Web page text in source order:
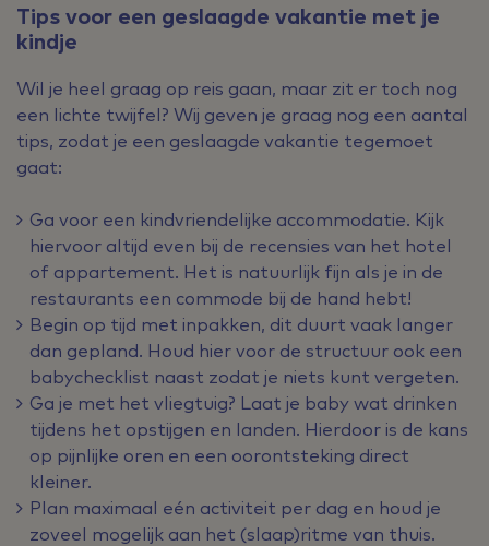
Tips voor een geslaagde vakantie met je
kindje
Wil je heel graag op reis gaan, maar zit er toch nog
een lichte twijfel? Wij geven je graag nog een aantal
tips, zodat je een geslaagde vakantie tegemoet
gaat:
Ga voor een kindvriendelijke accommodatie. Kijk
hiervoor altijd even bij de recensies van het hotel
of appartement. Het is natuurlijk fijn als je in de
restaurants een commode bij de hand hebt!
Begin op tijd met inpakken, dit duurt vaak langer
dan gepland. Houd hier voor de structuur ook een
babychecklist naast zodat je niets kunt vergeten.
Ga je met het vliegtuig? Laat je baby wat drinken
tijdens het opstijgen en landen. Hierdoor is de kans
op pijnlijke oren en een oorontsteking direct
kleiner.
Plan maximaal eén activiteit per dag en houd je
zoveel mogelijk aan het (slaap)ritme van thuis.